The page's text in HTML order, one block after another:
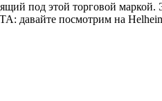
под этой торговой маркой.
давайте посмотрим на